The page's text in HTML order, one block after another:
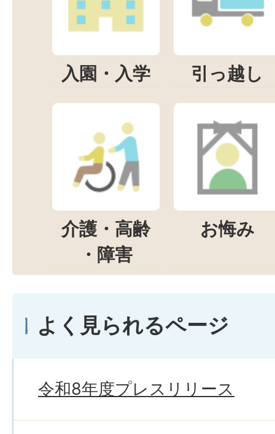
入園・入学 引っ越し
介護・高齢
・障害
お悔み
よく見られるページ
令和8年度プレスリリース